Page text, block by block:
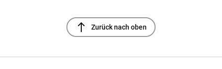
north Zurück nach oben